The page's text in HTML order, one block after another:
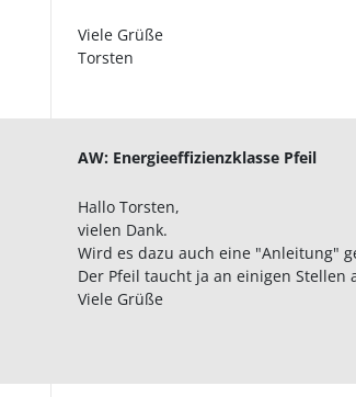
Viele Grüße
Torsten
AW: Energieeffizienzklasse Pfeil
Hallo Torsten,
vielen Dank.
Wird es dazu auch eine "Anleitung"
Der Pfeil taucht ja an einigen
Viele Grüße